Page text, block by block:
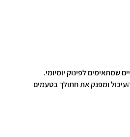
שמתאימים לפינוק יומיומי.
ומפנק את חתולך בטעמים